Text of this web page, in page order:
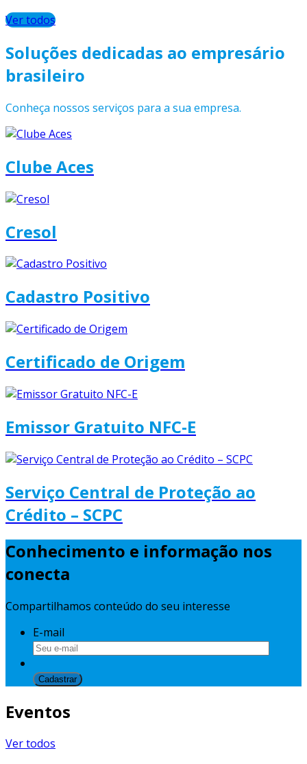
Ver todos
Soluções dedicadas ao empresário
brasileiro
Conheça nossos serviços para a sua empresa.
Clube Aces
Cresol
Cadastro Positivo
Certificado de Origem
Emissor Gratuito NFC-E
Serviço Central de Proteção ao
Crédito – SCPC
Conhecimento e informação nos
conecta
Compartilhamos conteúdo do seu interesse
E-mail
Eventos
Ver todos